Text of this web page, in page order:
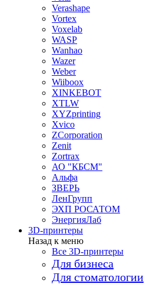
Verashape
Vortex
Voxelab
WASP
Wanhao
Wazer
Weber
Wiiboox
XINKEBOT
XTLW
XYZprinting
Xvico
ZCorporation
Zenit
Zortrax
АО "КБСМ"
Альфа
ЗВЕРЬ
ЛенГрупп
ЭХП РОСАТОМ
ЭнергияЛаб
3D-принтеры
Назад к меню
Все 3D-принтеры
Для бизнеса
Для стоматологии